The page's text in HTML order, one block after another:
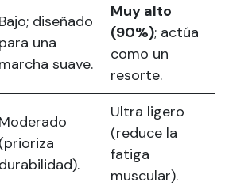
Bajo; diseñado
para una
marcha suave.
Muy alto
(90%); actúa
como un
resorte.
Moderado
(prioriza
durabilidad).
Ultra ligero
(reduce la
fatiga
muscular).